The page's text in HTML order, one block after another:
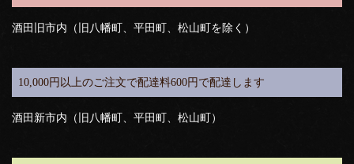
酒田旧市内（旧八幡町、平田町、松山町を除く）
10,000円以上のご注文で配達料600円で配達します
酒田新市内（旧八幡町、平田町、松山町）